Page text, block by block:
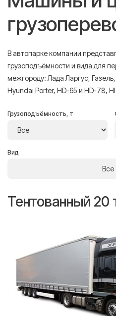
В автопарке компании
грузоподъёмности и вида для
межгороду: Лада Ларгус,
Hyundai Porter, HD-65 и HD-78,
Грузоподъёмность, т
Вид
Тентованный 20